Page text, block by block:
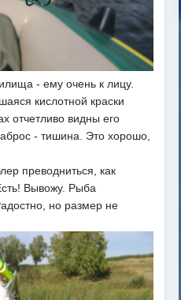
- ему очень к лицу.
кислотной краски
отчетливо видны его
- тишина. Это хорошо,
преводниться, как
Вывожу. Рыба
но размер не